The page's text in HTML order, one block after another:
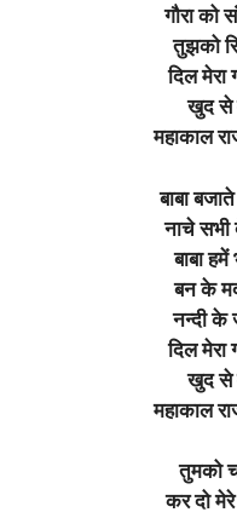
गौरा को
तुझको
दिल
खुद से
महाकाल
बाबा
नाचे सभी
बाबा
बन के
नन्दी के
दिल
खुद से
महाकाल
तुमको
कर दो